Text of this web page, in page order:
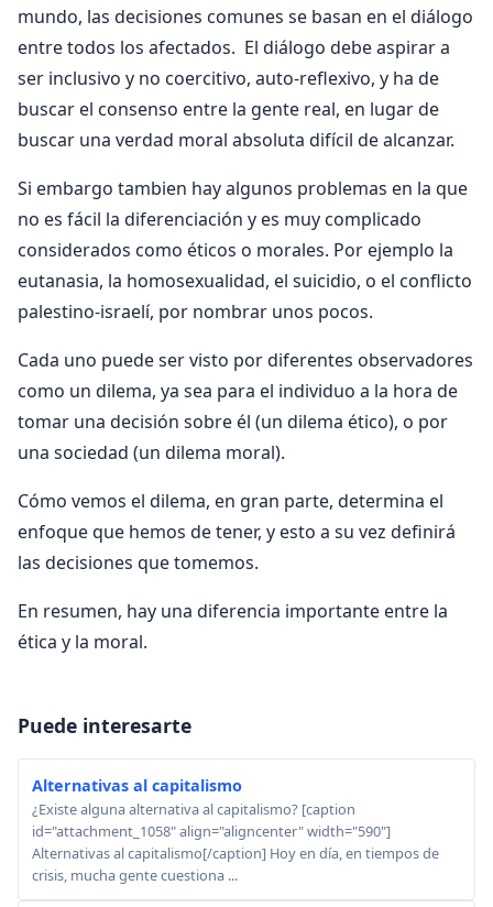
mundo, las decisiones comunes se basan en el diálogo
entre todos los afectados. El diálogo debe aspirar a
ser inclusivo y no coercitivo, auto-reflexivo, y ha de
buscar el consenso entre la gente real, en lugar de
buscar una verdad moral absoluta difícil de alcanzar.
Si embargo tambien hay algunos problemas en la que
no es fácil la diferenciación y es muy complicado
considerados como éticos o morales. Por ejemplo la
eutanasia, la homosexualidad, el suicidio, o el conflicto
palestino-israelí, por nombrar unos pocos.
Cada uno puede ser visto por diferentes observadores
como un dilema, ya sea para el individuo a la hora de
tomar una decisión sobre él (un dilema ético), o por
una sociedad (un dilema moral).
Cómo vemos el dilema, en gran parte, determina el
enfoque que hemos de tener, y esto a su vez definirá
las decisiones que tomemos.
En resumen, hay una diferencia importante entre la
ética y la moral.
Puede interesarte
Alternativas al capitalismo
¿Existe alguna alternativa al capitalismo? [caption
id="attachment_1058" align="aligncenter" width="590"]
Alternativas al capitalismo[/caption] Hoy en día, en tiempos de
crisis, mucha gente cuestiona ...